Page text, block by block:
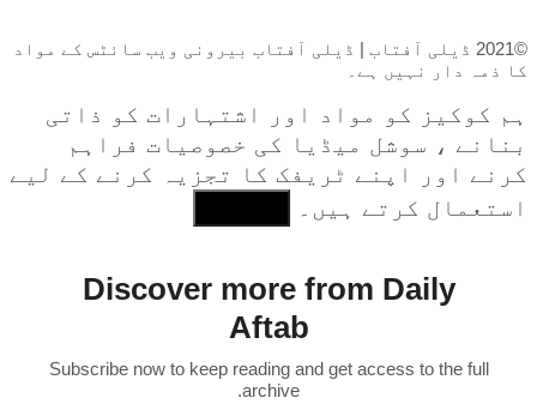
©2021 ڈیلی آفتاب | ڈیلی آفتاب بیرونی ویب سائٹس کے مواد
کا ذمہ دار نہیں ہے۔
ہم کوکیز کو مواد اور اشتہارات کو ذاتی
بنانے ، سوشل میڈیا کی خصوصیات فراہم
کرنے اور اپنے ٹریفک کا تجزیہ کرنے کے لیے
استعمال کرتے ہیں۔
Discover more from Daily
Aftab
Subscribe now to keep reading and get access to the full
archive.